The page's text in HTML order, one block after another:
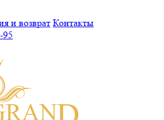
и возврат Контакты
95